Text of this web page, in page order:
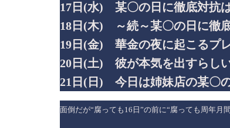
17日(水) 某〇の日に徹底対抗
18日(木) ～続～某〇の日に徹
19日(金) 華金の夜に起こるプ
20日(土) 彼が本気を出すらし
21日(日) 今日は姉妹店の某〇
面倒だが“腐っても16日”の前に“腐っても周年月間